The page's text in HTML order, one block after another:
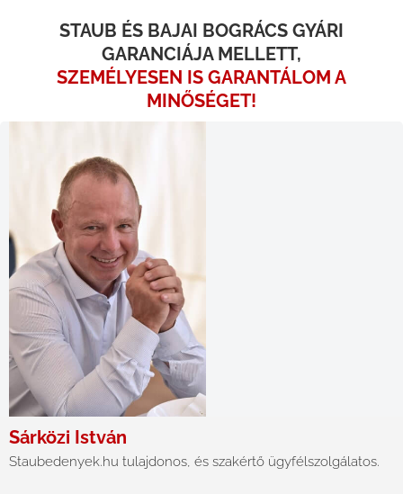
STAUB ÉS BAJAI BOGRÁCS GYÁRI
GARANCIÁJA MELLETT,
SZEMÉLYESEN IS GARANTÁLOM A
MINŐSÉGET!
Sárközi István
Staubedenyek.hu tulajdonos, és szakértő ügyfélszolgálatos.